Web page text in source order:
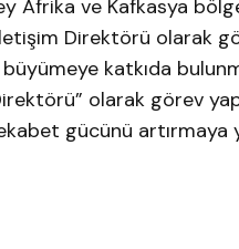
Afrika ve Kafkasya
Direktörü olarak
katkıda
olarak görev
gücünü artırmaya